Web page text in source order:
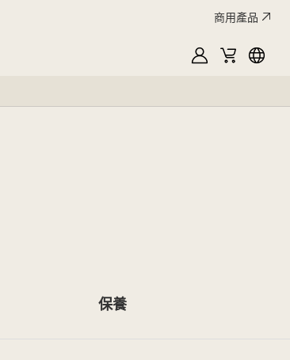
商用產品
MyLG購
保養